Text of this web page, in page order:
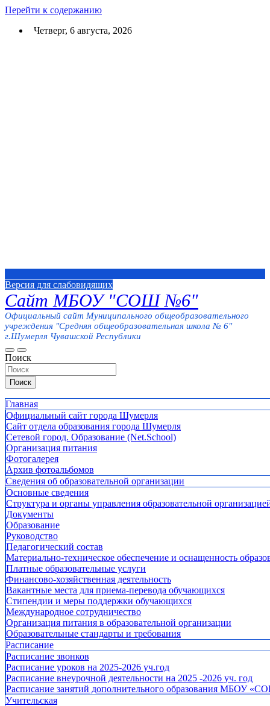
Перейти к содержанию
Четверг, 6 августа, 2026
Версия для слабовидящих
Сайт МБОУ "СОШ №6"
Официальный сайт Муниципального общеобразовательного
учреждения "Средняя общеобразовательная школа № 6"
г.Шумерля Чувашской Республики
Поиск
Поиск
Главная
Официальный сайт города Шумерля
Сайт отдела образования города Шумерля
Сетевой город. Образование (Net.School)
Организация питания
Фотогалерея
Архив фотоальбомов
Сведения об образовательной организации
Основные сведения
Структура и органы управления образовательной
Документы
Образование
Руководство
Педагогический состав
Материально-техническое обеспечение и оснащенность
Платные образовательные услуги
Финансово-хозяйственная деятельность
Вакантные места для приема-перевода обучающихся
Стипендии и меры поддержки обучающихся
Международное сотрудничество
Организация питания в образовательной организации
Образовательные стандарты и требования
Расписание
Расписание звонков
Расписание уроков на 2025-2026 уч.год
Расписание внеурочной деятельности на 2025 -2026 уч. год
Расписание занятий дополнительного образования МБОУ
Учительская